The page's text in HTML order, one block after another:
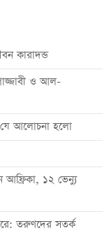
কারাদন্ড
ও আল-
যে আলোচনা হলো
আফ্রিকা, ১২ ভেন্যু
তরুণদের সতর্ক